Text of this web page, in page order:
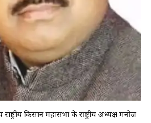
किसान महासभा के राष्ट्रीय अध्यक्ष मनोज